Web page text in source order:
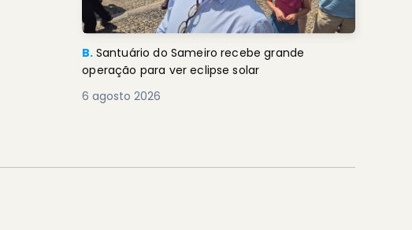
B. Santuário do Sameiro recebe grande
operação para ver eclipse solar
6 agosto 2026